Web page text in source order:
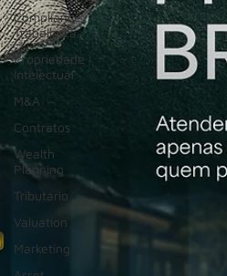
Compliance
Trabalhista
Propriedade
Intelectual
M&A
Contratos
Wealth
Planning
Tributário
Valuation
Marketing